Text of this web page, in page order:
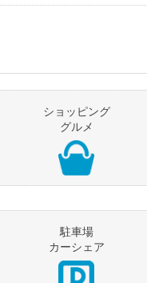
ショッピング
グルメ
駐車場
カーシェア